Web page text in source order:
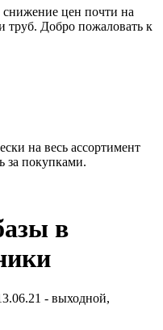
цен почти на
труб. Добро пожаловать к
на весь ассортимент
за покупками.
в
- выходной,